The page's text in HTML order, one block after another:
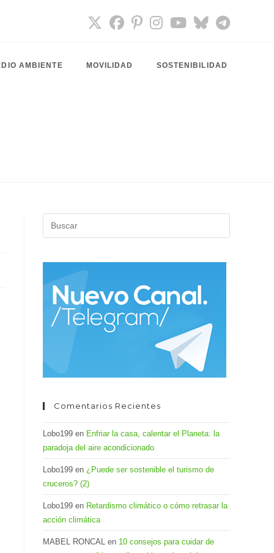
AMBIENTE MOVILIDAD SOSTENIBILIDAD
Escape
Comentarios Recientes
Lobo199 en Enfriar la casa, calentar el Planeta: la
paradoja del aire acondicionado
Lobo199 en ¿Puede ser sostenible el turismo de
cruceros? (2)
Lobo199 en Retardismo climático o cómo retrasar la
acción climática
MABEL RONCAL en 10 consejos para cuidar de